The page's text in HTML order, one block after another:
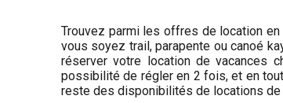
Trouvez parmi les offres de location en
vous soyez trail, parapente ou canoé
réserver votre location de vacances
possibilité de régler en 2 fois, et en
reste des disponibilités de locations de